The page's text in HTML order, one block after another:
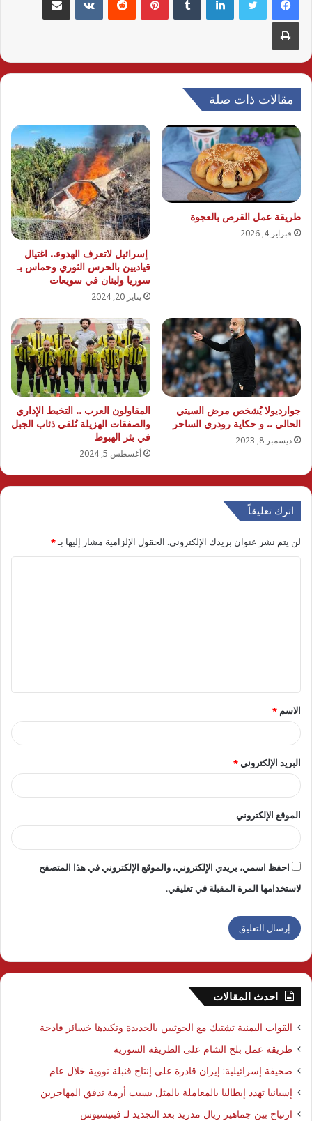
طباعة
مقالات ذات صلة
طريقة عمل القرص بالعجوة
فبراير 4, 2026
إسرائيل لاتعرف الهدوء.. اغتيال
قياديين بالحرس الثوري وحماس بـ
سوريا ولبنان في سويعات
يناير 20, 2024
جوارديولا يُشخص مرض السيتي
الحالي .. و حكاية رودري الساحر
ديسمبر 8, 2023
المقاولون العرب .. التخبط الإداري
والصفقات الهزيلة تُلقي ذئاب الجبل
في بئر الهبوط
أغسطس 5, 2024
اترك تعليقاً
لن يتم نشر عنوان بريدك الإلكتروني. الحقول الإلزامية مشار إليها بـ*
ق
*
الاسم *
البريد الإلكتروني*
الموقع الإلكتروني
احفظ اسمي، بريدي الإلكتروني، والموقع الإلكتروني في هذا المتصفح
لاستخدامها المرة المقبلة في تعليقي.
احدث المقالات
القوات اليمنية تشتبك مع الحوثيين بالحديدة وتكبدها خسائر فادحة
طريقة عمل بلح الشام على الطريقة السورية
صحيفة إسرائيلية: إيران قادرة على إنتاج قنبلة نووية خلال عام
إسبانيا تهدد إيطاليا بالمعاملة بالمثل بسبب أزمة تدفق المهاجرين
ارتياح بين جماهير ريال مدريد بعد التجديد لـ فينيسيوس